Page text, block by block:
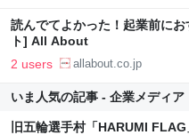
読んでてよかった！起業前に
ト] All About
2 users allabout.co.jp
いま人気の記事 - 企業メディア
旧五輪選手村「HARUMI